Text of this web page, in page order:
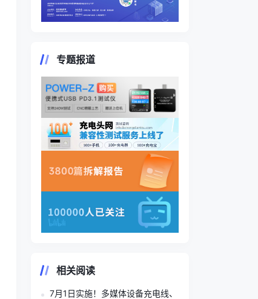
专题报道
相关阅读
7月1日实施！多媒体设备充电线、